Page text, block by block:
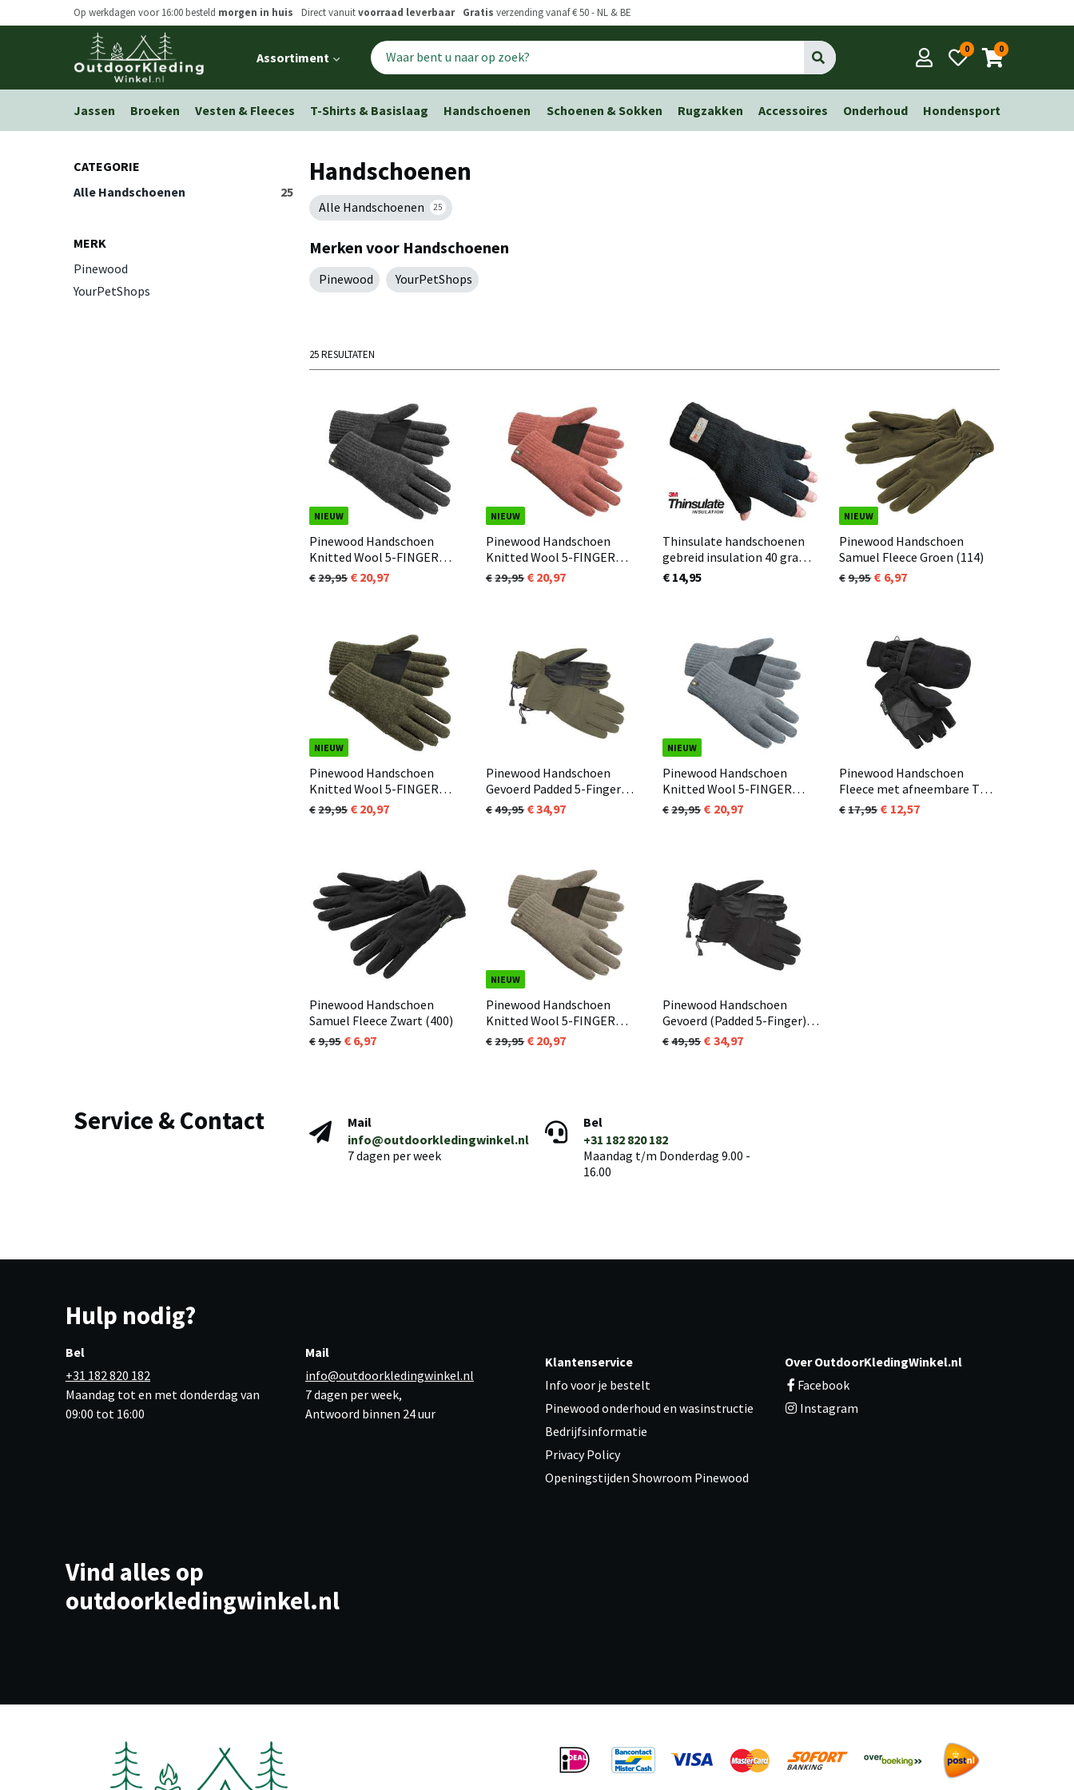
Op werkdagen voor 16:00 besteld morgen in huis Direct vanuitvoorraad leverbaar Gratis verzending vanaf € 50 - NL & BE
Open
menu
Assortiment Go 0 0
Jassen Broeken Vesten & Fleeces T-Shirts & Basislaag Handschoenen Schoenen & Sokken Rugzakken Accessoires Onderhoud Hondensport
CATEGORIE
Alle Handschoenen
25
MERK
Pinewood
YourPetShops
Handschoenen
Alle Handschoenen 25
Merken voor Handschoenen
Pinewood YourPetShops
25 RESULTATEN
NIEUW
Pinewood Handschoen
Knitted Wool 5-FINGER
GLOVE Donker Antraciet
Melange (449)
29,95 20,97
NIEUW
Pinewood Handschoen
Knitted Wool 5-FINGER
GLOVE Rusty Pink Melange
(594)
29,95 20,97
Thinsulate handschoenen
gebreid insulation 40 gram
zonder vingertoppen Zwart
€ 14,95
NIEUW
Pinewood Handschoen
Samuel Fleece Groen (114)
9,95 6,97
NIEUW
Pinewood Handschoen
Knitted Wool 5-FINGER
GLOVE Mosgroen Melange
(194)
29,95 20,97
Pinewood Handschoen
Gevoerd Padded 5-Finger
Groen (103)
49,95 34,97
NIEUW
Pinewood Handschoen
Knitted Wool 5-FINGER
GLOVE Storm Blue Melange
(364)
29,95 20,97
Pinewood Handschoen
Fleece met afneembare Top
Zwart (400)
17,95 12,57
Pinewood Handschoen
Samuel Fleece Zwart (400)
9,95 6,97
NIEUW
Pinewood Handschoen
Knitted Wool 5-FINGER
GLOVE Mole Melange (234)
29,95 20,97
Pinewood Handschoen
Gevoerd (Padded 5-Finger)
Zwart (400)
49,95 34,97
Service & Contact
Mail
info@outdoorkledingwinkel.nl
7 dagen per week
Bel
+31 182 820 182
Maandag t/m Donderdag 9.00 -
16.00
Hulp nodig?
Bel
+31 182 820 182
Maandag tot en met donderdag van
09:00 tot 16:00
Mail
info@outdoorkledingwinkel.nl
7 dagen per week,
Antwoord binnen 24 uur
Klantenservice
Info voor je bestelt
Pinewood onderhoud en wasinstructie
Bedrijfsinformatie
Privacy Policy
Openingstijden Showroom Pinewood
Over OutdoorKledingWinkel.nl
Facebook
Instagram
Vind alles op
outdoorkledingwinkel.nl